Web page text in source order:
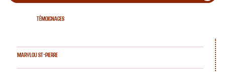
TÉmoignages
MARYLOU ST-PIERRE